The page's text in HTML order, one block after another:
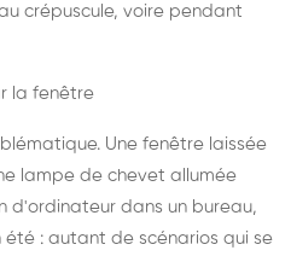
crépuscule, voire pendant
la fenêtre
Une fenêtre laissée
lampe de chevet allumée
d'ordinateur dans un bureau,
: autant de scénarios qui se